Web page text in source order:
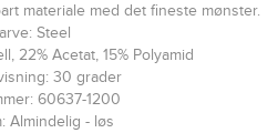
materiale med det fineste mønster.
Steel
22% Acetat, 15% Polyamid
30 grader
60637-1200
Almindelig - løs